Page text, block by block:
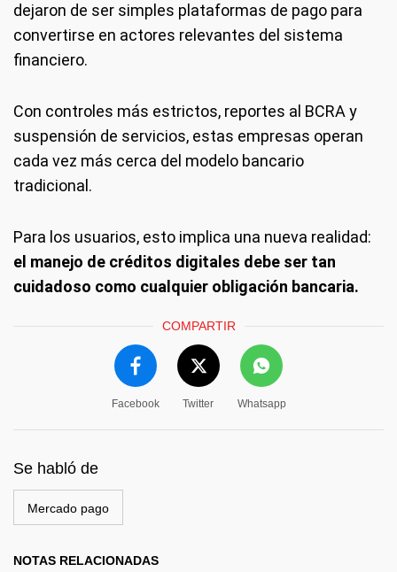
dejaron de ser simples plataformas de pago para
convertirse en actores relevantes del sistema
financiero.
Con controles más estrictos, reportes al BCRA y
suspensión de servicios, estas empresas operan
cada vez más cerca del modelo bancario
tradicional.
Para los usuarios, esto implica una nueva realidad:
el manejo de créditos digitales debe ser tan
cuidadoso como cualquier obligación bancaria.
COMPARTIR
Facebook Twitter Whatsapp
Se habló de
Mercado pago
NOTAS RELACIONADAS